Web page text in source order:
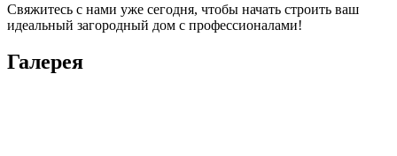
Свяжитесь с нами уже сегодня, чтобы начать строить ваш
идеальный загородный дом с профессионалами!
Галерея